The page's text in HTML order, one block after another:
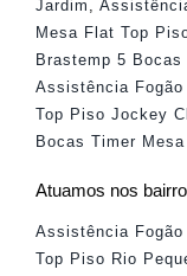
Jardim
Mesa Flat Top
Brastemp 5
Assistência
Top Piso Jockey
Bocas Timer
Atuamos nos
Assistência
Top Piso Rio